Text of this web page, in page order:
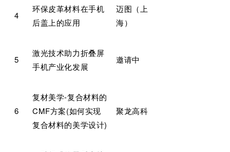
4
环保皮革材料在手机
后盖上的应用
迈图（上
海）
5
激光技术助力折叠屏
手机产业化发展
邀请中
6
复材美学-复合材料的
CMF方案(如何实现
复合材料的美学设计)
聚龙高科